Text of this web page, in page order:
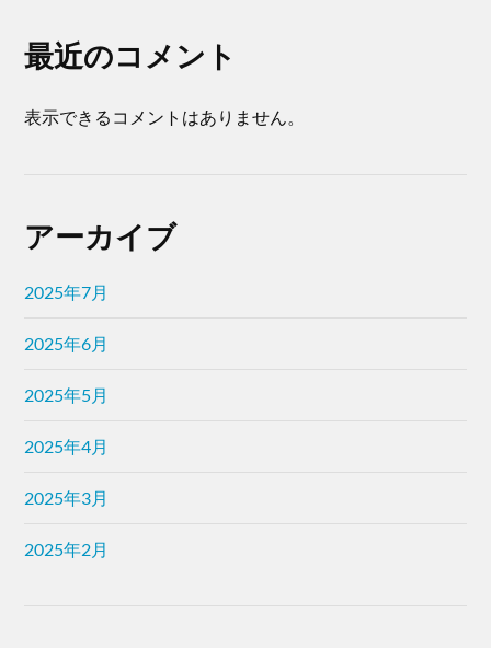
最近のコメント
表示できるコメントはありません。
アーカイブ
2025年7月
2025年6月
2025年5月
2025年4月
2025年3月
2025年2月